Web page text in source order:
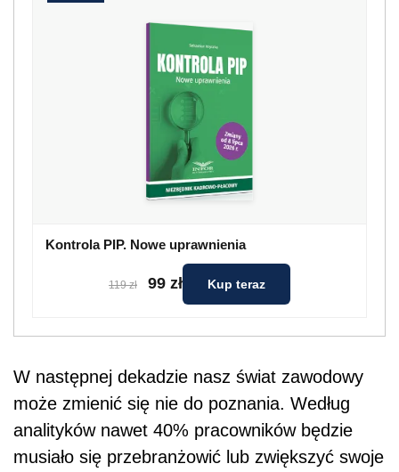
Kontrola PIP. Nowe uprawnienia
119 zł 99 zł Kup teraz
W następnej dekadzie nasz świat zawodowy
może zmienić się nie do poznania. Według
analityków nawet 40% pracowników będzie
musiało się przebranżowić lub zwiększyć swoje